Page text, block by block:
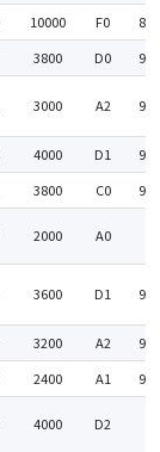
10000 F0 85
3800 D0 95
3000 A2 90
4000 D1 91
3800 C0 96
2000 A0
3600 D1 93
3200 A2 95
2400 A1 99
4000 D2